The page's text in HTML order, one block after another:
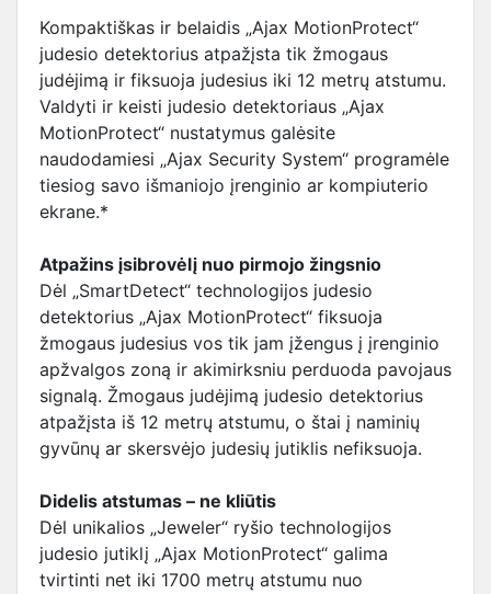
Kompaktiškas ir belaidis „Ajax MotionProtect“
judesio detektorius atpažįsta tik žmogaus
judėjimą ir fiksuoja judesius iki 12 metrų atstumu.
Valdyti ir keisti judesio detektoriaus „Ajax
MotionProtect“ nustatymus galėsite
naudodamiesi „Ajax Security System“ programėle
tiesiog savo išmaniojo įrenginio ar kompiuterio
ekrane.*
Atpažins įsibrovėlį nuo pirmojo žingsnio
Dėl „SmartDetect“ technologijos judesio
detektorius „Ajax MotionProtect“ fiksuoja
žmogaus judesius vos tik jam įžengus į įrenginio
apžvalgos zoną ir akimirksniu perduoda pavojaus
signalą. Žmogaus judėjimą judesio detektorius
atpažįsta iš 12 metrų atstumu, o štai į naminių
gyvūnų ar skersvėjo judesių jutiklis nefiksuoja.
Didelis atstumas – ne kliūtis
Dėl unikalios „Jeweler“ ryšio technologijos
judesio jutiklį „Ajax MotionProtect“ galima
tvirtinti net iki 1700 metrų atstumu nuo